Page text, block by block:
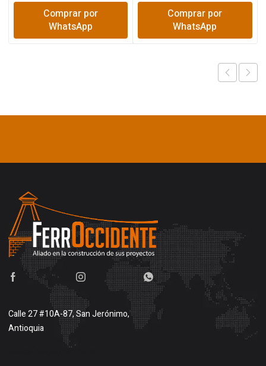
Comprar por
WhatsApp
Comprar por
WhatsApp
Calle 27 #10A-87, San Jerónimo,
Antioquia